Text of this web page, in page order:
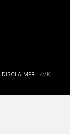
DISCLAIMER | KVK: